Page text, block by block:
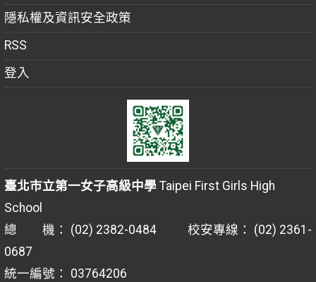
隱私權及資訊安全政策
RSS
登入
臺北市立第一女子高級中學Taipei First Girls High
School
總 機： (02) 2382-0484 校安專線： (02) 2361-
0687
統一編號： 03764206